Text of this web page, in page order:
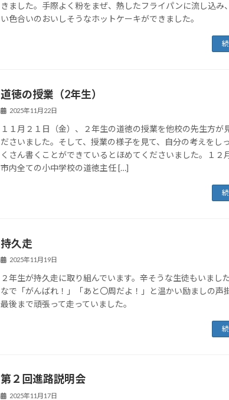
きました。手際よく粉をまぜ、熱したフライパンに流し込み
い色合いのおいしそうなホットケーキができました。
道徳の授業（2年生）
2025年11月22日
１１月２１日（金）、２年生の道徳の授業を他校の先生方が
ださいました。そして、授業の様子を見て、自分の考えをし
くさん書くことができているとほめてくださいました。１２
市内全ての小中学校の道徳主任 […]
持久走
2025年11月19日
２年生が持久走に取り組んでいます。辛そうな生徒もいまし
なで「がんばれ！」「あと〇周だよ！」と温かい励ましの声
最後まで頑張って走っていました。
第２回進路説明会
2025年11月17日